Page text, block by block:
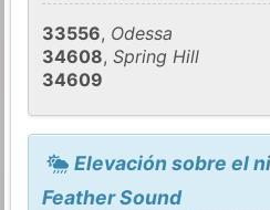
33556, Odessa
34608,Spring Hill
34609
Elevación sobre el
Feather Sound